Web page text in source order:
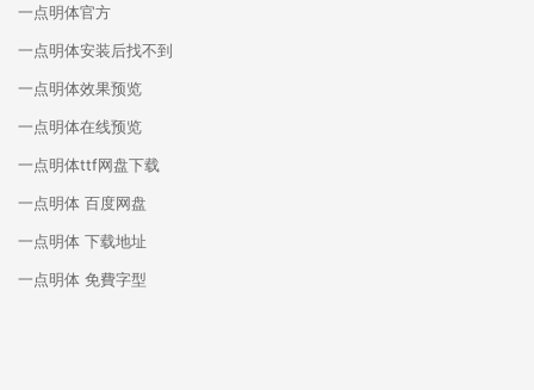
一点明体官方
一点明体安装后找不到
一点明体效果预览
一点明体在线预览
一点明体ttf网盘下载
一点明体 百度网盘
一点明体 下载地址
一点明体 免費字型